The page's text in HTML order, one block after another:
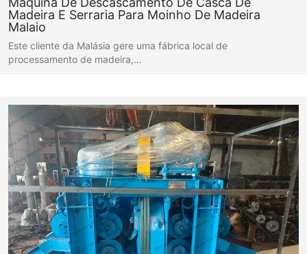
Madeira E Serraria Para Moinho De Madeira
Malaio
Este cliente da Malásia gere uma fábrica local de
processamento de madeira,…